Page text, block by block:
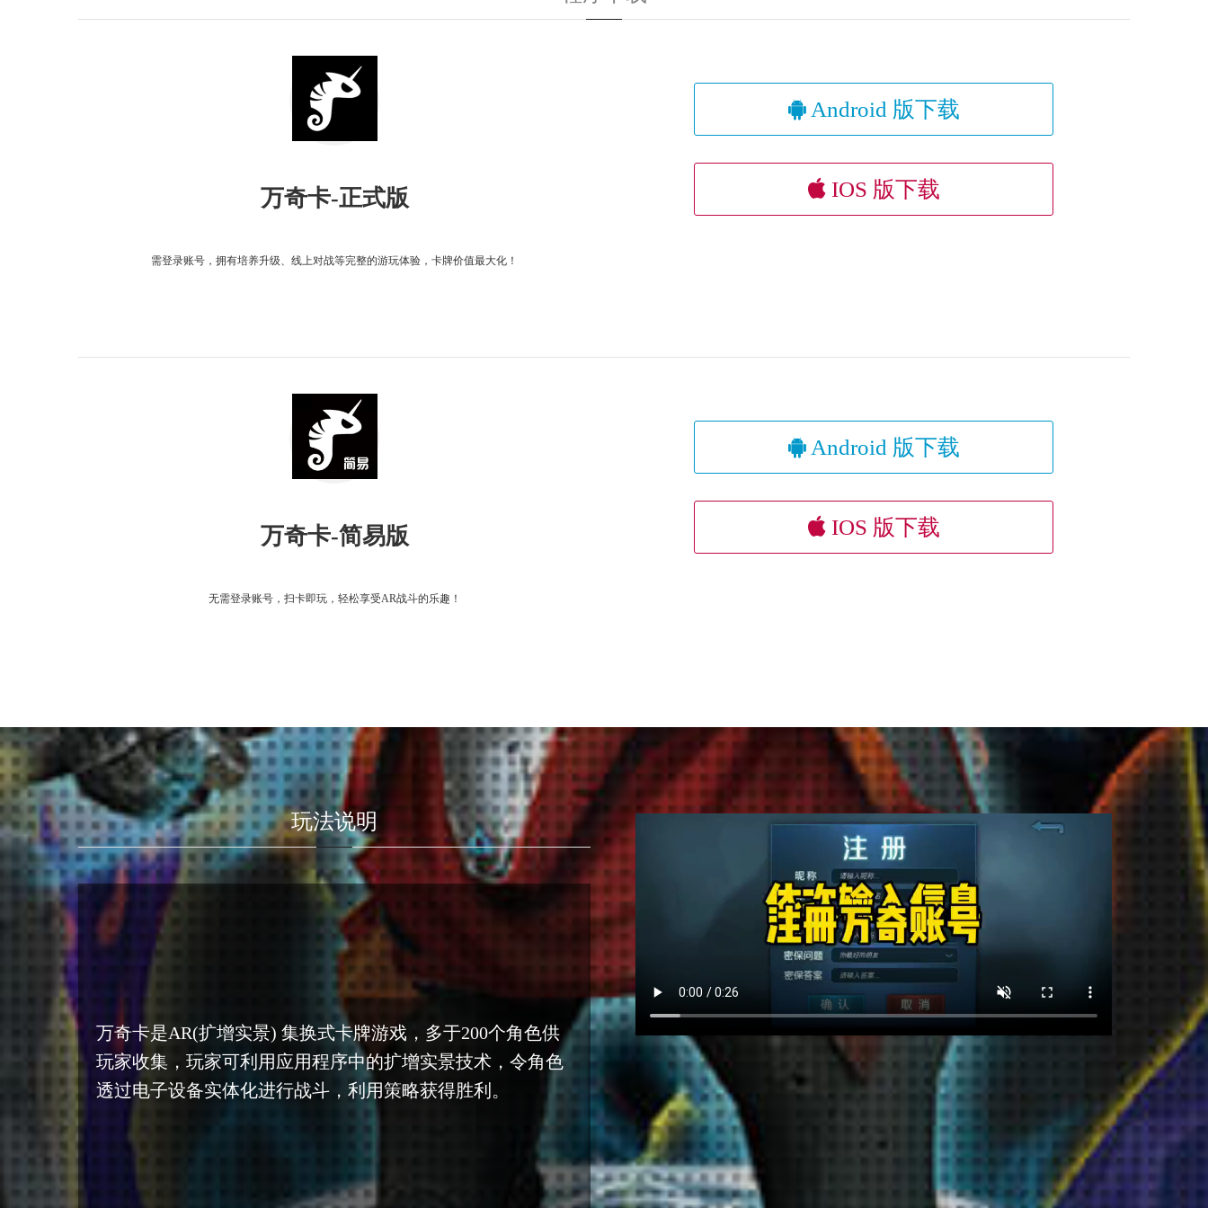
万奇卡-正式版
需登录账号，拥有培养升级、线上对战等完整的游玩体验，卡牌价值最大化！
Android 版下载
IOS 版下载
万奇卡-简易版
无需登录账号，扫卡即玩，轻松享受AR战斗的乐趣！
Android 版下载
IOS 版下载
玩法说明
万奇卡是AR(扩增实景) 集换式卡牌游戏，多于200个角色供
玩家收集，玩家可利用应用程序中的扩增实景技术，令角色
透过电子设备实体化进行战斗，利用策略获得胜利。